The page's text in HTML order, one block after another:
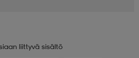
liittyvä sisältö